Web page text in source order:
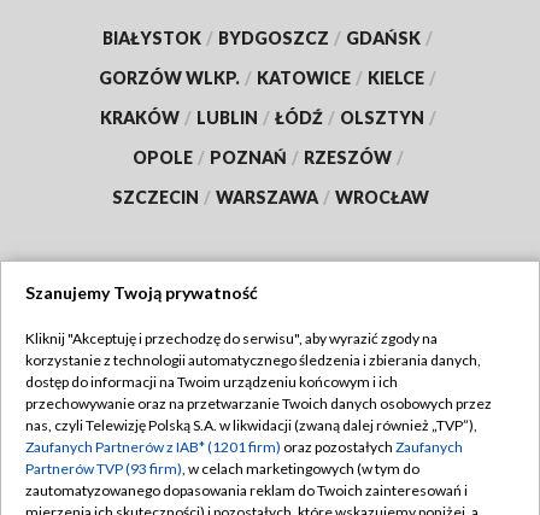
BIAŁYSTOK / BYDGOSZCZ / GDAŃSK /
GORZÓW WLKP. / KATOWICE / KIELCE /
KRAKÓW / LUBLIN / ŁÓDŹ / OLSZTYN /
OPOLE / POZNAŃ / RZESZÓW /
SZCZECIN / WARSZAWA / WROCŁAW
TVP
Abonament TVP
Emisja w TVP
Centrum informacji TVP
Regulamin TVP
Polityka prywatności
Moje zgody
Szanujemy Twoją prywatność
Kliknij "Akceptuję i przechodzę do serwisu", aby wyrazić zgody na
korzystanie z technologii automatycznego śledzenia i zbierania danych,
dostęp do informacji na Twoim urządzeniu końcowym i ich
przechowywanie oraz na przetwarzanie Twoich danych osobowych przez
nas, czyli Telewizję Polską S.A. w likwidacji (zwaną dalej również „TVP”),
Zaufanych Partnerów z IAB* (1201 firm) oraz pozostałych Zaufanych
Partnerów TVP (93 firm), w celach marketingowych (w tym do
zautomatyzowanego dopasowania reklam do Twoich zainteresowań i